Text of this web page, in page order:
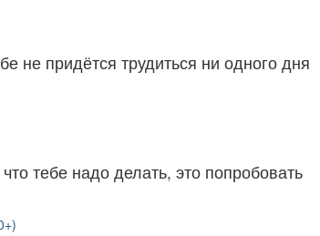
не придётся трудиться ни одного дня
тебе надо делать, это попробовать